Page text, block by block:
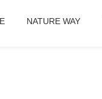
NATURE WAY